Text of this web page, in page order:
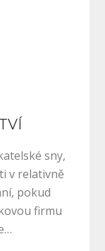
sny,
v relativně
pokud
firmu